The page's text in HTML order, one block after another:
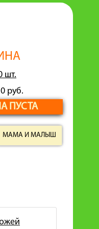
шт.
руб.
ПУСТА
МАМА И МАЛЫШ